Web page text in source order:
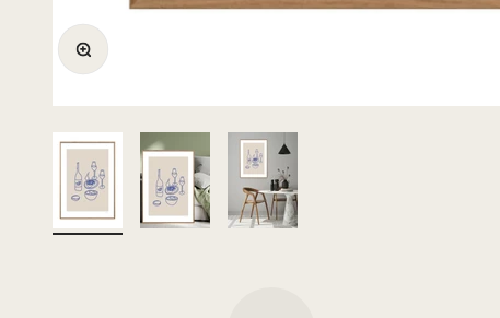
Bild vergrößern